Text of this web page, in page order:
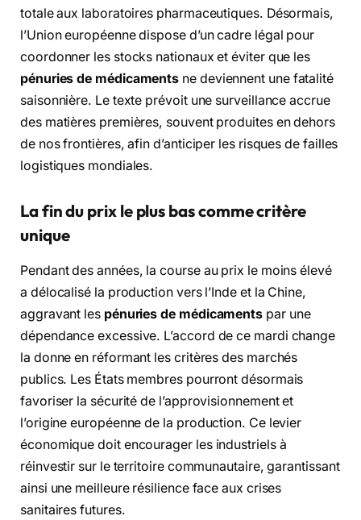
totale aux laboratoires pharmaceutiques. Désormais,
l’Union européenne dispose d’un cadre légal pour
coordonner les stocks nationaux et éviter que les
pénuries de médicaments ne deviennent une fatalité
saisonnière. Le texte prévoit une surveillance accrue
des matières premières, souvent produites en dehors
de nos frontières, afin d’anticiper les risques de failles
logistiques mondiales.
La fin du prix le plus bas comme critère
unique
Pendant des années, la course au prix le moins élevé
a délocalisé la production vers l’Inde et la Chine,
aggravant les pénuries de médicaments par une
dépendance excessive. L’accord de ce mardi change
la donne en réformant les critères des marchés
publics. Les États membres pourront désormais
favoriser la sécurité de l’approvisionnement et
l’origine européenne de la production. Ce levier
économique doit encourager les industriels à
réinvestir sur le territoire communautaire, garantissant
ainsi une meilleure résilience face aux crises
sanitaires futures.